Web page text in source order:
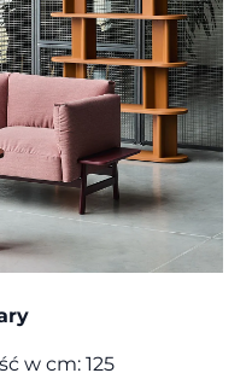
w cm: 125